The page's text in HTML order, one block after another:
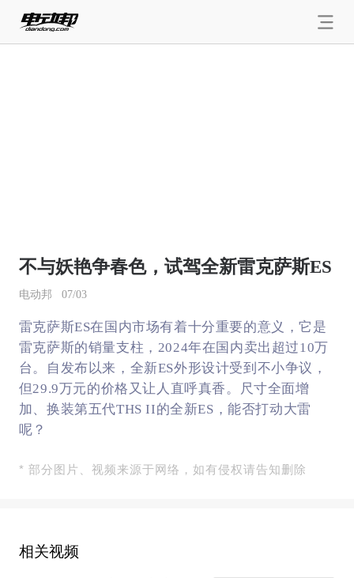
不与妖艳争春色，试驾全新雷克萨斯ES
电动邦 07/03
雷克萨斯ES在国内市场有着十分重要的意义，它是
雷克萨斯的销量支柱，2024年在国内卖出超过10万
台。自发布以来，全新ES外形设计受到不小争议，
但29.9万元的价格又让人直呼真香。尺寸全面增
加、换装第五代THS II的全新ES，能否打动大雷
呢？
* 部分图片、视频来源于网络，如有侵权请告知删除
相关视频